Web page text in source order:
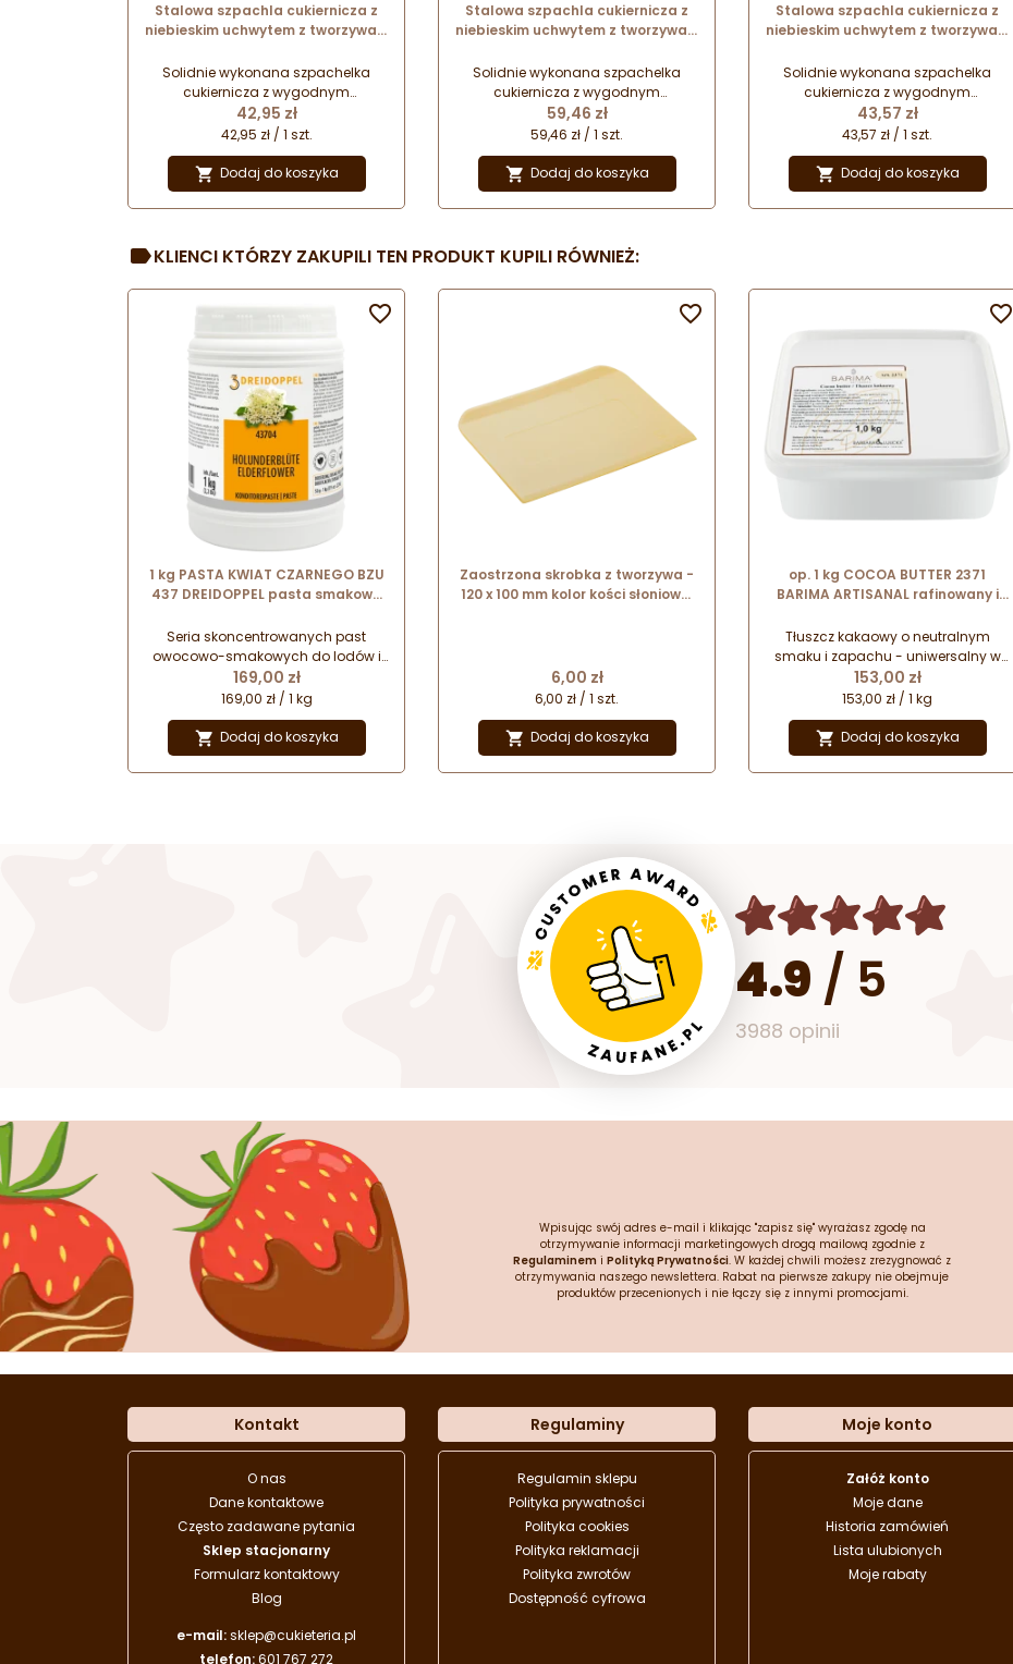
Stalowa szpachla cukiernicza z
niebieskim uchwytem z tworzywa -
Thermohauser
Solidnie wykonana szpachelka
cukiernicza z wygodnym
uchwytem. Szpachla do
temperowania czekolady.
Doskonała do porcjowania i
krojenia ciasta, siekania składników
oraz wygładzania mas
cukierniczych. Wykonana z
przeznaczonej do kontaktu z
odpornego tworzywa w kolorze
niebieskim.
Cena
42,95 zł
42,95 zł / 1 szt.
 Dodaj do koszyka
Stalowa szpachla cukiernicza z
niebieskim uchwytem z tworzywa -
68695 Thermohauser
Solidnie wykonana szpachelka
cukiernicza z wygodnym
uchwytem. Szpachla do
temperowania czekolady.
Doskonała do porcjowania i
krojenia ciasta, siekania składników
oraz wygładzania mas
cukierniczych. Wykonana z
przeznaczonej do kontaktu z
odpornego tworzywa w kolorze
Cena
59,46 zł
59,46 zł / 1 szt.
 Dodaj do koszyka
Stalowa szpachla cukiernicza z
niebieskim uchwytem z tworzywa -
68705 Thermohauser
Solidnie wykonana szpachelka
cukiernicza z wygodnym
uchwytem. Szpachla do
temperowania czekolady.
Doskonała do porcjowania i
krojenia ciasta, siekania składników
oraz wygładzania mas
cukierniczych. Wykonana z
odpornego tworzywa w kolorze
Cena
43,57 zł
43,57 zł / 1 szt.
 Dodaj do koszyka
KLIENCI KTÓRZY ZAKUPILI TEN PRODUKT KUPILI RÓWNIEŻ:
1 kg PASTA KWIAT CZARNEGO BZU
437 DREIDOPPEL pasta smakowa
Seria skoncentrowanych past
owocowo-smakowych do lodów i
wyrobów cukierniczych. Pasty
charakteryzują się bardzo
Nadają wyrobom intensywny smak
i aromat oraz naturalną barwę.
Cena
169,00 zł
169,00 zł / 1 kg
 Dodaj do koszyka

Zaostrzona skrobka z tworzywa -
120 x 100 mm kolor kości słoniowej
Cena
6,00 zł
6,00 zł / 1 szt.
 Dodaj do koszyka

op. 1 kg COCOA BUTTER 2371
BARIMA ARTISANAL rafinowany i
w postaci pastylek o śr. 8 mm
Tłuszcz kakaowy o neutralnym
smaku i zapachu - uniwersalny w
zastosowaniu. Wytwarzany w
postaci wygodnych do
Wykorzystywany w produkcji
cukierniczej oraz przez szefów
kuchni do smażenia potraw.
Cena
153,00 zł
153,00 zł / 1 kg
 Dodaj do koszyka

4.9 / 5
3988 opinii
Wpisując swój adres e-mail i klikając "zapisz się" wyrażasz zgodę na
otrzymywanie informacji marketingowych drogą mailową zgodnie z
Regulaminem i Polityką Prywatności. W każdej chwili możesz zrezygnować z
otrzymywania naszego newslettera. Rabat na pierwsze zakupy nie obejmuje
produktów przecenionych i nie łączy się z innymi promocjami.
Kontakt
O nas
Dane kontaktowe
Często zadawane pytania
Sklep stacjonarny
Formularz kontaktowy
Blog
e-mail:sklep@cukieteria.pl
telefon:601 767 272
Regulaminy
Regulamin sklepu
Polityka prywatności
Polityka cookies
Polityka reklamacji
Polityka zwrotów
Dostępność cyfrowa
Moje konto
Załóż konto
Moje dane
Historia zamówień
Lista ulubionych
Moje rabaty